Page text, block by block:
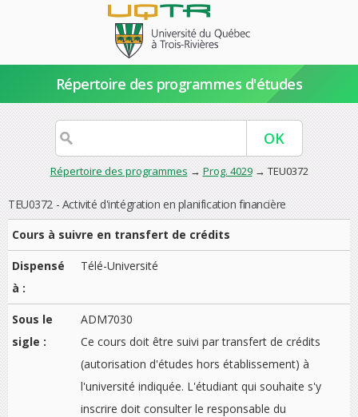
Répertoire des programmes d'études
Répertoire des programmes → Prog. 4029→ TEU0372
TEU0372 - Activité d'intégration en planification financière
Cours à suivre en transfert de crédits
Dispensé
à :
Télé-Université
Sous le
sigle :
ADM7030
Ce cours doit être suivi par transfert de crédits
(autorisation d'études hors établissement) à
l'université indiquée. L'étudiant qui souhaite s'y
inscrire doit consulter le responsable du